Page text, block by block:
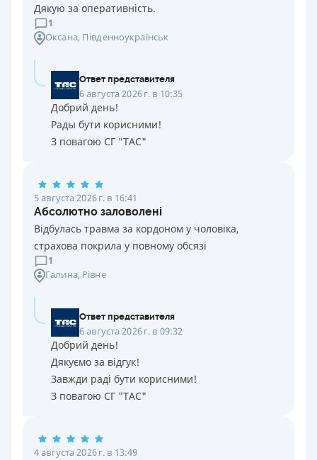
Дякую за оперативність.
1
Оксана, Південноукраїнськ
Ответ представителя
6 августа 2026 г. в 10:35
Добрий день!
Рады бути корисними!
З повагою СГ "ТАС"
5 августа 2026 г. в 16:41
Абсолютно заловолені
Відбулась травма за кордоном у чоловіка,
страхова покрила у повному обсязі
1
Галина, Рівне
Ответ представителя
6 августа 2026 г. в 09:32
Добрий день!
Дякуємо за відгук!
Завжди раді бути корисними!
З повагою СГ "ТАС"
4 августа 2026 г. в 13:49